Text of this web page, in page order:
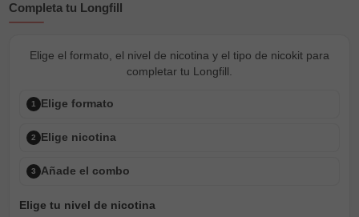
Completa tu Longfill
Elige el formato, el nivel de nicotina y el tipo de nicokit para
completar tu Longfill.
1 Elige formato
2 Elige nicotina
3 Añade el combo
Elige tu nivel de nicotina